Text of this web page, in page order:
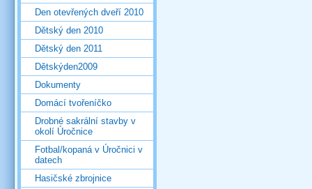
Den otevřených dveří 2010
Dětský den 2010
Dětský den 2011
Dětskýden2009
Dokumenty
Domácí tvořeníčko
Drobné sakrální stavby v
okolí Úročnice
Fotbal/kopaná v Úročnici v
datech
Hasičské zbrojnice